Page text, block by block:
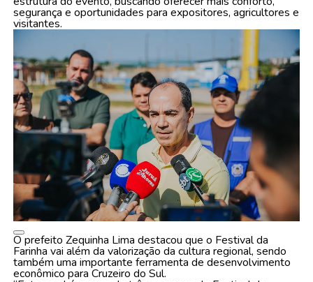
segurança e oportunidades para expositores, agricultores e
visitantes.
O prefeito Zequinha Lima destacou que o Festival da
Farinha vai além da valorização da cultura regional, sendo
também uma importante ferramenta de desenvolvimento
econômico para Cruzeiro do Sul.